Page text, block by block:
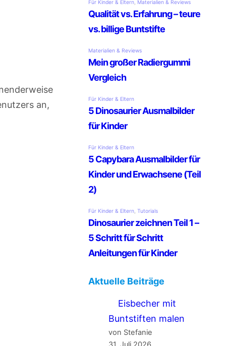
an,
Aktuelle Beiträge
Eisbecher mit
Buntstiften malen
von Stefanie